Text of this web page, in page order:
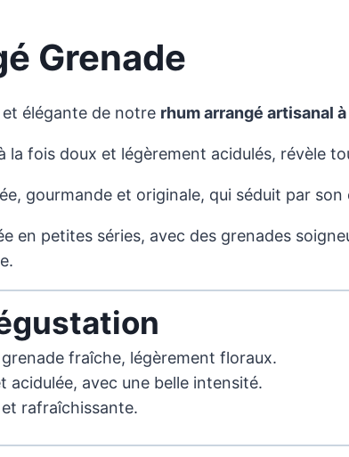
Grenade
élégante de notre rhum arrangé artisanal
la fois doux et légèrement acidulés, révèle
gourmande et originale, qui séduit par
en petites séries, avec des grenades
fraîche, légèrement floraux.
acidulée, avec une belle intensité.
rafraîchissante.